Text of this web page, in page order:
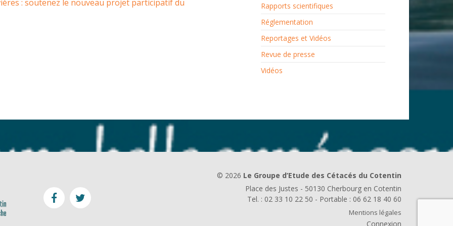
: soutenez le nouveau projet participatif du
Rapports scientifiques
Réglementation
Reportages et Vidéos
Revue de presse
Vidéos
© 2026 Le Groupe d’Etude des Cétacés du Cotentin
Place des Justes - 50130 Cherbourg en Cotentin
Tel. : 02 33 10 22 50 - Portable : 06 62 18 40 60
Mentions légales
Connexion